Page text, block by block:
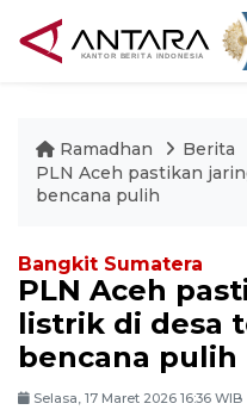
Ramadhan
Berita
PLN Aceh pastikan
bencana pulih
Bangkit Sumatera
PLN Aceh
listrik di desa
bencana pulih
Selasa, 17 Maret 2026 16:36 WIB